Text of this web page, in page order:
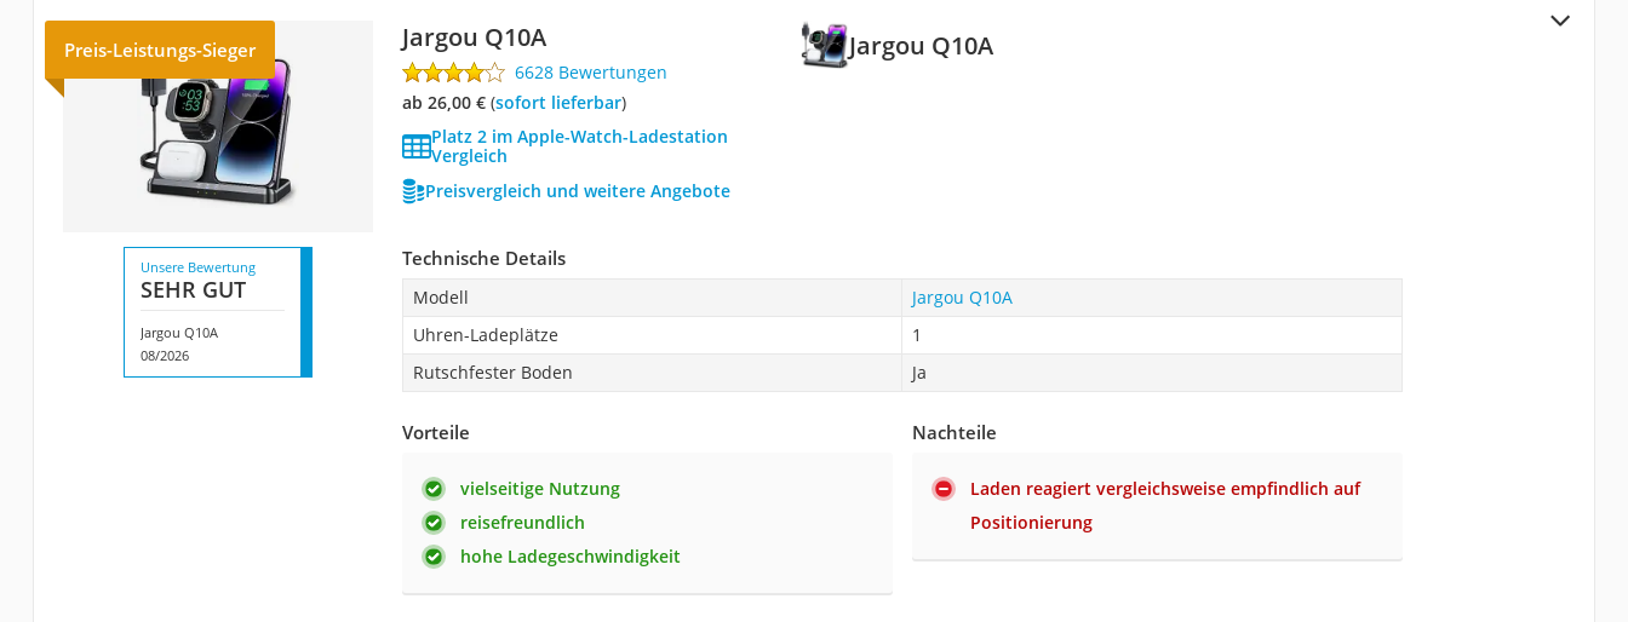
Jargou Q10A
Preis-Leistungs-Sieger Jargou Q10A
6628 Bewertungen
ab 26,00 €( Sofort lieferbar)
Platz 2 im Apple-Watch-Ladestation
Vergleich
Preisvergleich und weitere Angebote
Unsere Bewertung
SEHR GUT
Jargou Q10A
08/2026
Technische Details
Modell
Jargou Q10A
Uhren-Ladeplätze
1
Rutschfester Boden
Ja
Vorteile
vielseitige Nutzung
reisefreundlich
hohe Ladegeschwindigkeit
Nachteile
Laden reagiert vergleichsweise empfindlich auf
Positionierung